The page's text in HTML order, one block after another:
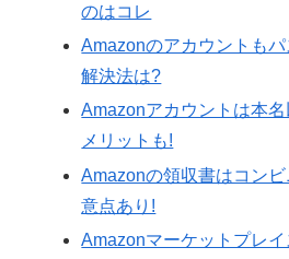
のはコレ
Amazonのアカウントも
解決法は?
Amazonアカウントは本
メリットも!
Amazonの領収書はコン
意点あり!
Amazonマーケットプレ